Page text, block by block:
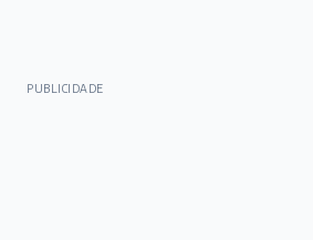
PUBLICIDADE